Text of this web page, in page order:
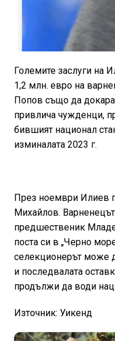
Големите заслуги на
1,2 млн. евро на
Попов също да докара
привлича чужденци,
бившият национал
изминалата 2023 г.
През ноември Илиев
Михайлов.
предшественик
поста си в „Черно
селекционерът може
и последвалата
продължи да води
Източник: Уикенд